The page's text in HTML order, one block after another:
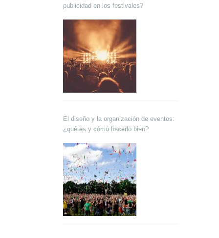
publicidad en los festivales?
El diseño y la organización de eventos:
¿qué es y cómo hacerlo bien?